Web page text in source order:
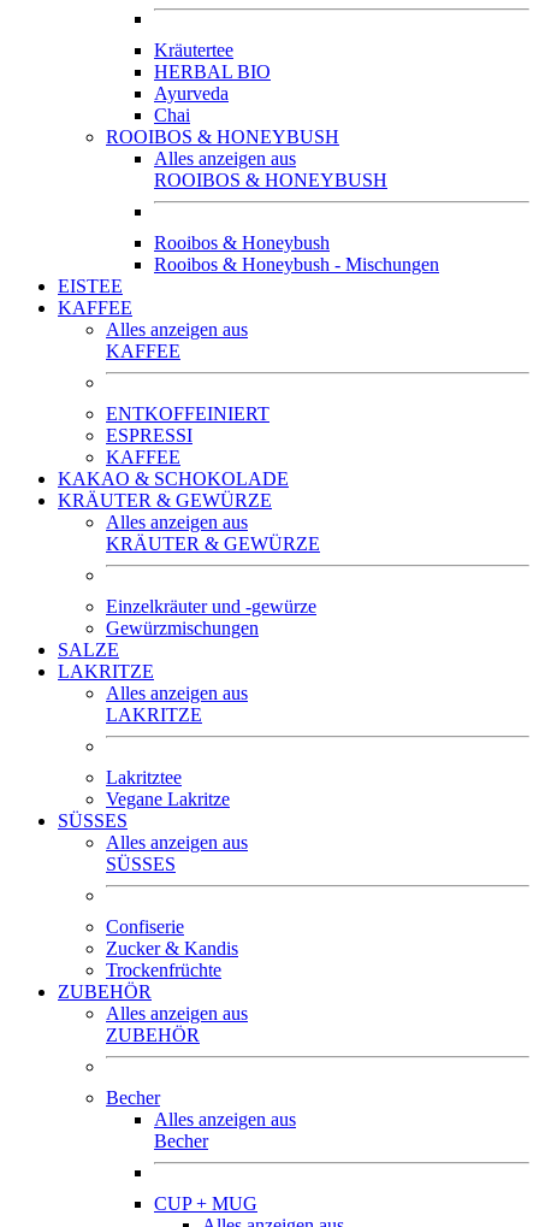
Kräutertee
HERBAL BIO
Ayurveda
Chai
ROOIBOS & HONEYBUSH
Alles anzeigen aus
ROOIBOS & HONEYBUSH
Rooibos & Honeybush
Rooibos & Honeybush - Mischungen
EISTEE
KAFFEE
Alles anzeigen aus
KAFFEE
ENTKOFFEINIERT
ESPRESSI
KAFFEE
KAKAO & SCHOKOLADE
KRÄUTER & GEWÜRZE
Alles anzeigen aus
KRÄUTER & GEWÜRZE
Einzelkräuter und -gewürze
Gewürzmischungen
SALZE
LAKRITZE
Alles anzeigen aus
LAKRITZE
Lakritztee
Vegane Lakritze
SÜSSES
Alles anzeigen aus
SÜSSES
Confiserie
Zucker & Kandis
Trockenfrüchte
ZUBEHÖR
Alles anzeigen aus
ZUBEHÖR
Becher
Alles anzeigen aus
Becher
CUP + MUG